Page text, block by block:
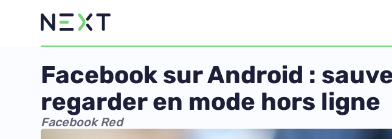
Facebook sur Android :
regarder en mode hors ligne
Facebook Red